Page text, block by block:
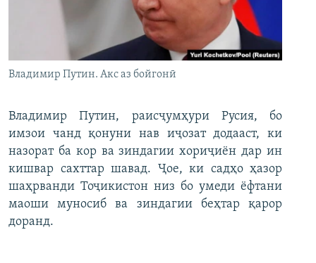
Владимир Путин. Акс аз бойгонӣ
Владимир Путин, раисҷумҳури Русия, бо
имзои чанд қонуни нав иҷозат додааст, ки
назорат ба кор ва зиндагии хориҷиён дар ин
кишвар сахттар шавад. Ҷое, ки садҳо ҳазор
шаҳрванди Тоҷикистон низ бо умеди ёфтани
маоши муносиб ва зиндагии беҳтар қарор
доранд.